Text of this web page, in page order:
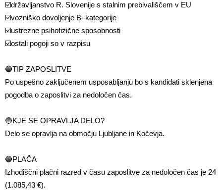
☑️državljanstvo R. Slovenije s stalnim prebivališčem v EU
☑️vozniško dovoljenje B–kategorije
☑️ustrezne psihofizične sposobnosti
☑️ostali pogoji so v razpisu
🔵TIP ZAPOSLITVE
Po uspešno zaključenem usposabljanju bo s kandidati sklenjena
pogodba o zaposlitvi za nedoločen čas.
🔵KJE SE OPRAVLJA DELO?
Delo se opravlja na območju Ljubljane in Kočevja.
🔵PLAČA
Izhodiščni plačni razred v času zaposlitve za nedoločen čas je 24
(1.085,43 €).